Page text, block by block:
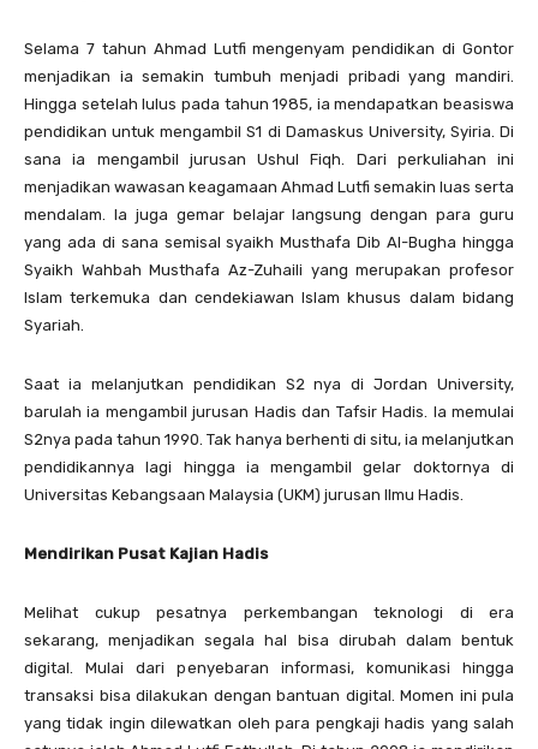
Selama 7 tahun Ahmad Lutfi mengenyam pendidikan di Gontor
menjadikan ia semakin tumbuh menjadi pribadi yang mandiri.
Hingga setelah lulus pada tahun 1985, ia mendapatkan beasiswa
pendidikan untuk mengambil S1 di Damaskus University, Syiria. Di
sana ia mengambil jurusan Ushul Fiqh. Dari perkuliahan ini
menjadikan wawasan keagamaan Ahmad Lutfi semakin luas serta
mendalam. Ia juga gemar belajar langsung dengan para guru
yang ada di sana semisal syaikh Musthafa Dib Al-Bugha hingga
Syaikh Wahbah Musthafa Az-Zuhaili yang merupakan profesor
Islam terkemuka dan cendekiawan Islam khusus dalam bidang
Syariah.
Saat ia melanjutkan pendidikan S2 nya di Jordan University,
barulah ia mengambil jurusan Hadis dan Tafsir Hadis. Ia memulai
S2nya pada tahun 1990. Tak hanya berhenti di situ, ia melanjutkan
pendidikannya lagi hingga ia mengambil gelar doktornya di
Universitas Kebangsaan Malaysia (UKM) jurusan Ilmu Hadis.
Mendirikan Pusat Kajian Hadis
Melihat cukup pesatnya perkembangan teknologi di era
sekarang, menjadikan segala hal bisa dirubah dalam bentuk
digital. Mulai dari penyebaran informasi, komunikasi hingga
transaksi bisa dilakukan dengan bantuan digital. Momen ini pula
yang tidak ingin dilewatkan oleh para pengkaji hadis yang salah